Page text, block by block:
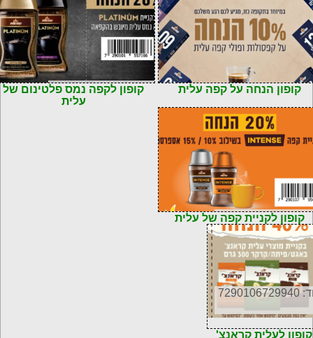
קופון הנחה על קפה עלית קוד: 7290101557166קופון לקפה נמס פלטינום של
עלית
קופון לקניית קפה של עלית
קופון לעלית קראנצ'